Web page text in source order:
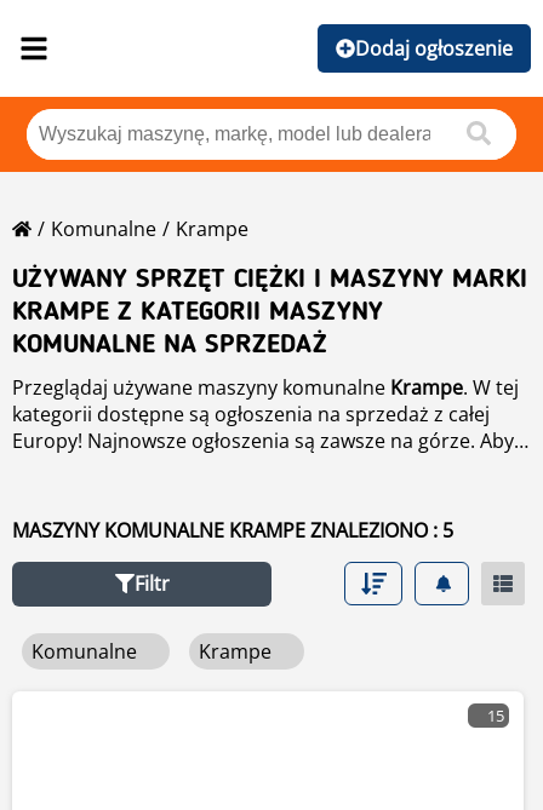
Dodaj ogłoszenie
Komunalne
Krampe
UŻYWANY SPRZĘT CIĘŻKI I MASZYNY MARKI
KRAMPE Z KATEGORII MASZYNY
KOMUNALNE NA SPRZEDAŻ
Przeglądaj używane maszyny komunalne Krampe. W tej
kategorii dostępne są ogłoszenia na sprzedaż z całej
Europy! Najnowsze ogłoszenia są zawsze na górze. Aby
produktów. Aby wyszukać daną kategorię lub model,
górnym rogu menu.
MASZYNY KOMUNALNE KRAMPE ZNALEZIONO : 5
Filtr
Komunalne Krampe
15